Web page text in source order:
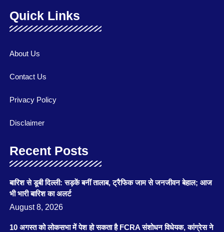
Quick Links
About Us
Contact Us
Privacy Policy
Disclaimer
Recent Posts
बारिश से डूबी दिल्ली: सड़कें बनीं तालाब, ट्रैफिक जाम से जनजीवन बेहाल; आज
भी भारी बारिश का अलर्ट
August 8, 2026
10 अगस्त को लोकसभा में पेश हो सकता है FCRA संशोधन विधेयक, कांग्रेस ने